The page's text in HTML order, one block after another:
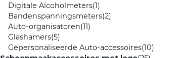
Digitale Alcoholmeters(1)
Bandenspanningsmeters(2)
Auto-organisatoren(11)
Glashamers(5)
Gepersonaliseerde Auto-accessoires(10)